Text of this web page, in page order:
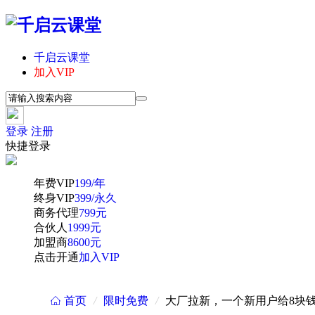
千启云课堂
加入VIP
登录 注册
快捷登录
年费VIP199/年
终身VIP399/永久
商务代理799元
合伙人 1999元
加盟商8600元
点击开通加入VIP
 首页 / 限时免费 / 大厂拉新，一个新用户给8块